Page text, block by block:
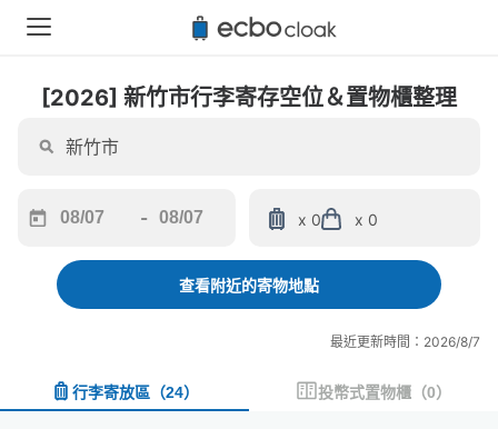
[2026] 新竹市行李寄存空位＆置物櫃整理
forward
interact
and
-
backward
interact
and
x 0 x 0
查看附近的寄物地點
最近更新時間：2026/8/7
行李寄放區 （24） 投幣式置物櫃 （0）